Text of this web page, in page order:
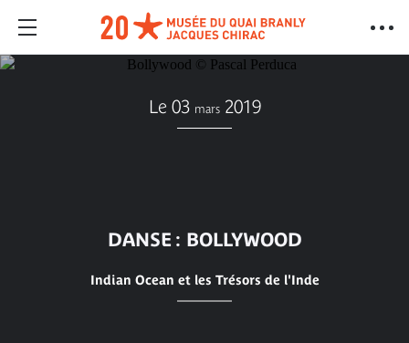
Le 03 mars 2019
DANSE : BOLLYWOOD
Indian Ocean et les Trésors de l'Inde